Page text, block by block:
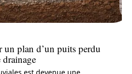
un plan d’un puits perdu